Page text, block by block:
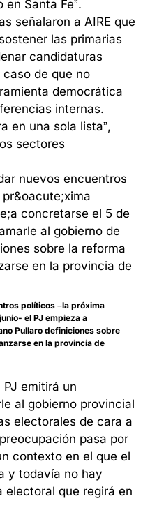
en Santa Fe”.
señalaron a AIRE que
las primarias
candidaturas
de que no
democrática
internas.
en una sola lista”,
sectores
políticos –la próxima
el PJ empieza a
Pullaro definiciones sobre
en la provincia de
emitirá un
al gobierno provincial
electorales de cara a
pasa por
contexto en el que el
y todavía no hay
electoral que regirá en